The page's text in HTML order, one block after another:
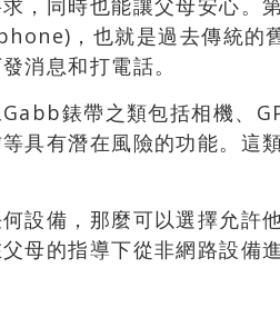
，同時也能讓父母安心。
，也就是過去傳統的
消息和打電話。
錶帶之類包括相機、
具有潛在風險的功能。這
設備，那麼可以選擇允許
母的指導下從非網路設備